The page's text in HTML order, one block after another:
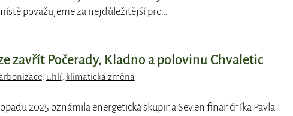
považujeme za nejdůležitější pro…
zavřít Počerady, Kladno a polovinu Chvaletic
, uhlí,
klimatická změna
2025 oznámila energetická skupina Sev.en finančníka Pavla